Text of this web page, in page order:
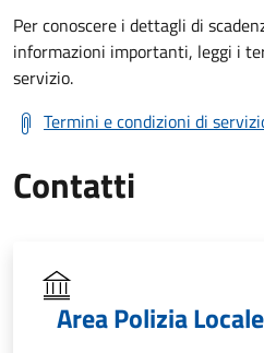
Per conoscere i dettagli di
informazioni importanti, leggi i
servizio.
Termini e condizioni di
Contatti
Area Polizia Locale